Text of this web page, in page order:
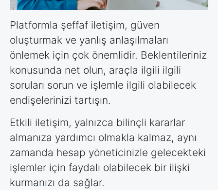
Platformla şeffaf iletişim, güven
oluşturmak ve yanlış anlaşılmaları
önlemek için çok önemlidir. Beklentileriniz
konusunda net olun, araçla ilgili ilgili
soruları sorun ve işlemle ilgili olabilecek
endişelerinizi tartışın.
Etkili iletişim, yalnızca bilinçli kararlar
almanıza yardımcı olmakla kalmaz, aynı
zamanda hesap yöneticinizle gelecekteki
işlemler için faydalı olabilecek bir ilişki
kurmanızı da sağlar.